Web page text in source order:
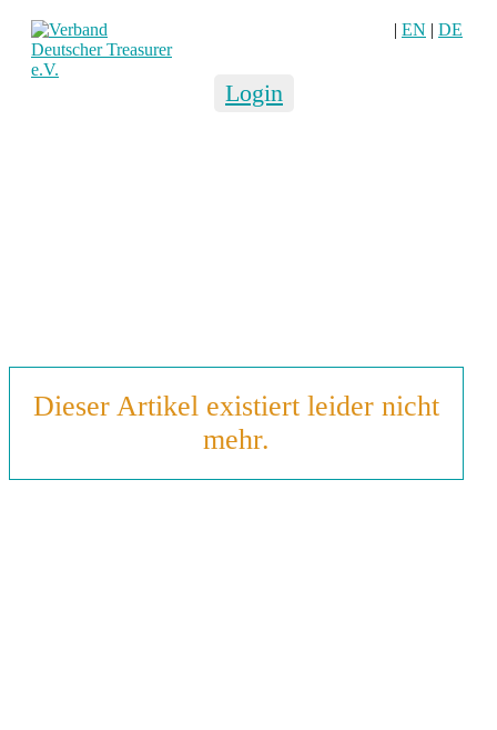
| EN | DE
Login
Dieser Artikel existiert leider nicht
mehr.